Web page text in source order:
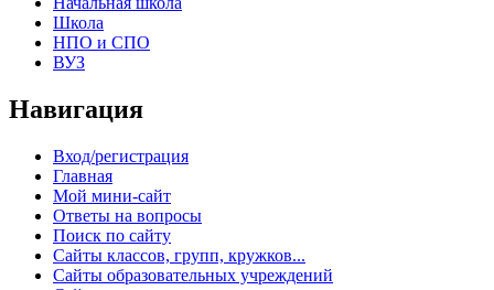
Школа
НПО и СПО
ВУЗ
Навигация
Вход/регистрация
Главная
Мой мини-сайт
Ответы на вопросы
Поиск по сайту
Сайты классов, групп, кружков...
Сайты образовательных учреждений